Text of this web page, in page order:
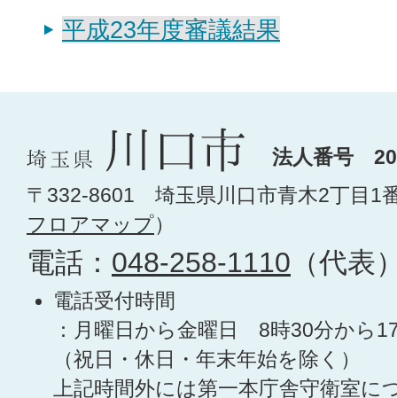
平成23年度審議結果
法人番号
〒332-8601 埼玉県川口市青木2丁目1
フロアマップ）
電話： 048-258-1110 （代表
電話受付時間
：月曜日から金曜日 8時30分から
（祝日・休日・年末年始を除く）
上記時間外には第一本庁舎守衛室に